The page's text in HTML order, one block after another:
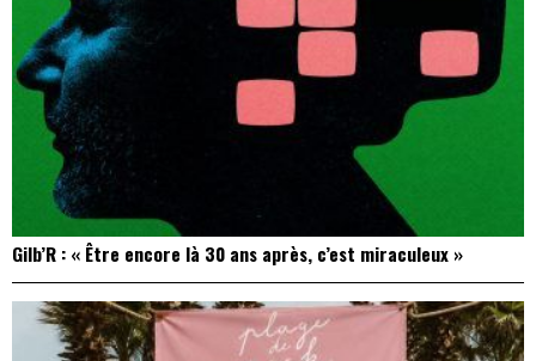
Gilb’R : « Être encore là 30 ans après, c’est miraculeux »